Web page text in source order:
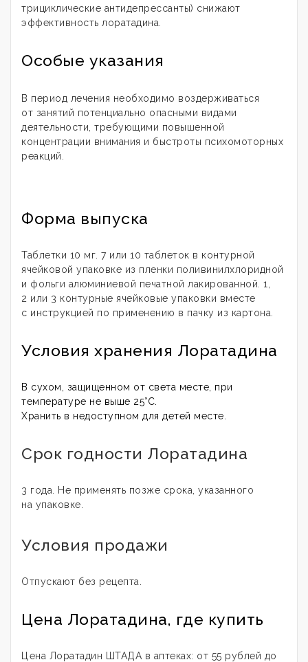
трициклические антидепрессанты) снижают
эффективность лоратадина.
Особые указания
В период лечения необходимо воздерживаться
от занятий потенциально опасными видами
деятельности, требующими повышенной
концентрации внимания и быстроты психомоторных
реакций.
Форма выпуска
Таблетки 10 мг. 7 или 10 таблеток в контурной
ячейковой упаковке из пленки поливинилхлоридной
и фольги алюминиевой печатной лакированной. 1,
2 или 3 контурные ячейковые упаковки вместе
с инструкцией по применению в пачку из картона.
Условия хранения Лоратадина
В сухом, защищенном от света месте, при
температуре не выше 25°С.
Хранить в недоступном для детей месте.
Срок годности Лоратадина
3 года. Не применять позже срока, указанного
на упаковке.
Условия продажи
Отпускают без рецепта.
Цена Лоратадина, где купить
Цена Лоратадин ШТАДА в аптеках: от 55 рублей до